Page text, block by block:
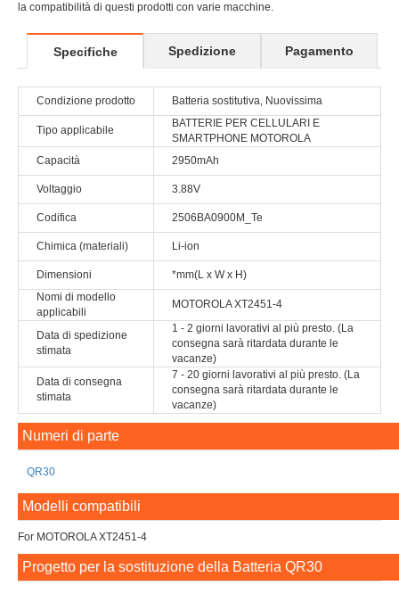
la compatibilità di questi prodotti con varie macchine.
Specifiche Spedizione Pagamento
Condizione prodotto Batteria sostitutiva, Nuovissima
Tipo applicabile
BATTERIE PER CELLULARI E
SMARTPHONE MOTOROLA
Capacità
2950mAh
Voltaggio 3.88V
Codifica 2506BA0900M_Te
Chimica (materiali) Li-ion
Dimensioni
*mm(L x W x H)
Nomi di modello
applicabili
MOTOROLA XT2451-4
Data di spedizione
stimata
1 - 2 giorni lavorativi al più presto. (La
consegna sarà ritardata durante le
vacanze)
Data di consegna
stimata
7 - 20 giorni lavorativi al più presto. (La
consegna sarà ritardata durante le
vacanze)
Numeri di parte
QR30
Modelli compatibili
For MOTOROLA XT2451-4
Progetto per la sostituzione della Batteria QR30